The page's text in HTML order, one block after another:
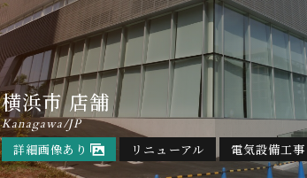
横浜市 店舗
Kanagawa/JP
詳細画像あり リニューアル 電気設備工事